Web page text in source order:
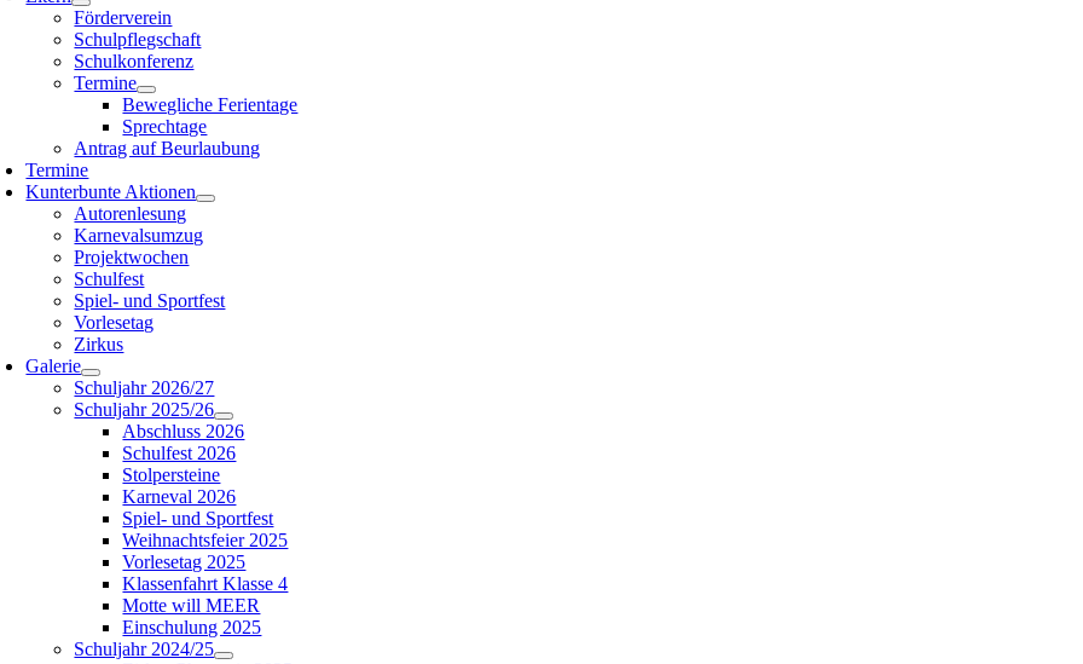
Förderverein
Schulpflegschaft
Schulkonferenz
Termine
Bewegliche Ferientage
Sprechtage
Antrag auf Beurlaubung
Termine
Kunterbunte Aktionen
Autorenlesung
Karnevalsumzug
Projektwochen
Schulfest
Spiel- und Sportfest
Vorlesetag
Zirkus
Galerie
Schuljahr 2026/27
Schuljahr 2025/26
Abschluss 2026
Schulfest 2026
Stolpersteine
Karneval 2026
Spiel- und Sportfest
Weihnachtsfeier 2025
Vorlesetag 2025
Klassenfahrt Klasse 4
Motte will MEER
Einschulung 2025
Schuljahr 2024/25